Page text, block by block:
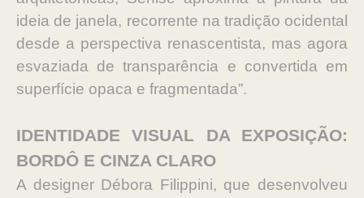
ideia de janela, recorrente na tradição ocidental
desde a perspectiva renascentista, mas agora
esvaziada de transparência e convertida em
superfície opaca e fragmentada”.
IDENTIDADE VISUAL DA EXPOSIÇÃO:
BORDÔ E CINZA CLARO
A designer Débora Filippini, que desenvolveu